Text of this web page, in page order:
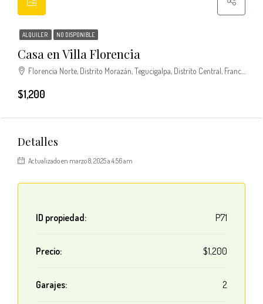
ALQUILER NO DISPONIBLE
Casa en Villa Florencia
Florencia Norte, Distrito Morazán, Tegucigalpa, Distrito Central, Francisco Morazán, 11100, Honduras
$1,200
Detalles
Actualizado en marzo 8, 2025 a 4:56 am
ID propiedad: P71
Precio: $1,200
Garajes: 2